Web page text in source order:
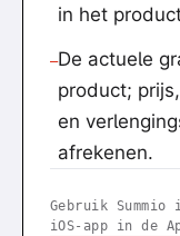
in het
—De actuele
product;
en
afrekenen.
Gebruik
iOS-app in de